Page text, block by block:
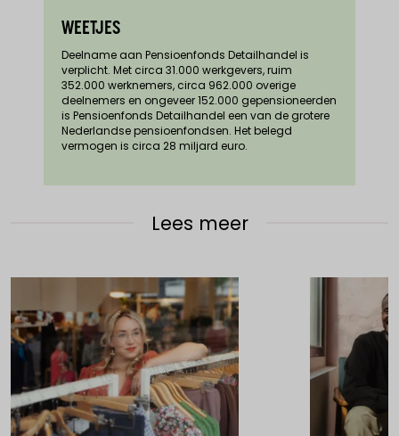
WEETJES
Deelname aan Pensioenfonds Detailhandel is
verplicht. Met circa 31.000 werkgevers, ruim
352.000 werknemers, circa 962.000 overige
deelnemers en ongeveer 152.000 gepensioneerden
is Pensioenfonds Detailhandel een van de grotere
Nederlandse pensioenfondsen. Het belegd
vermogen is circa 28 miljard euro.
Lees meer